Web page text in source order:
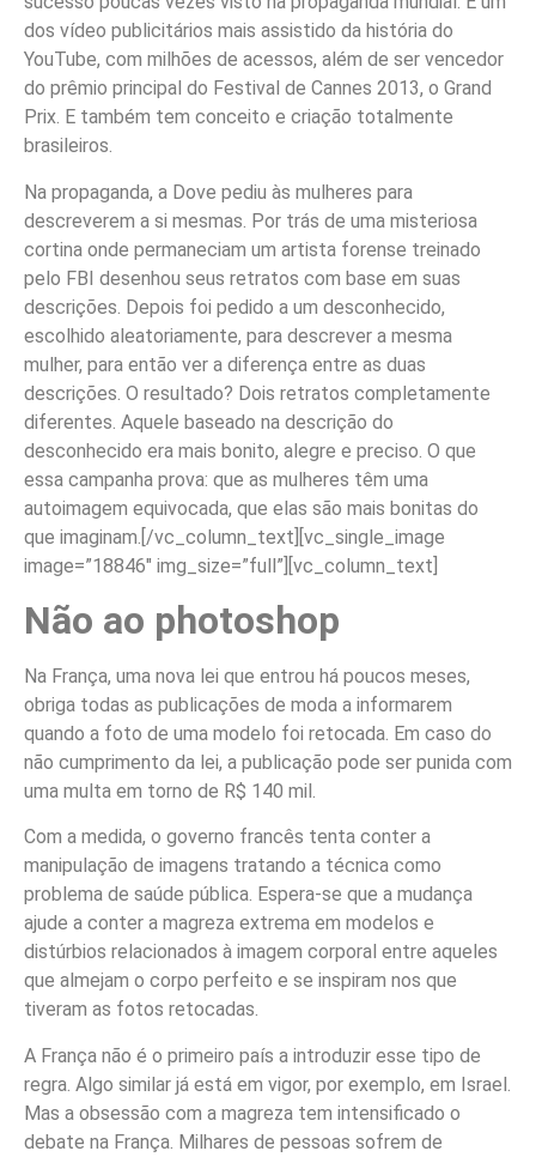
dos vídeo publicitários mais assistido da história do
YouTube, com milhões de acessos, além de ser vencedor
do prêmio principal do Festival de Cannes 2013, o Grand
Prix. E também tem conceito e criação totalmente
brasileiros.
Na propaganda, a Dove pediu às mulheres para
descreverem a si mesmas. Por trás de uma misteriosa
cortina onde permaneciam um artista forense treinado
pelo FBI desenhou seus retratos com base em suas
descrições. Depois foi pedido a um desconhecido,
escolhido aleatoriamente, para descrever a mesma
mulher, para então ver a diferença entre as duas
descrições. O resultado? Dois retratos completamente
diferentes. Aquele baseado na descrição do
desconhecido era mais bonito, alegre e preciso. O que
essa campanha prova: que as mulheres têm uma
autoimagem equivocada, que elas são mais bonitas do
que imaginam. [/vc_column_text][vc_single_image
image=”18846″ img_size=”full”][vc_column_text]
Não ao photoshop
Na França, uma nova lei que entrou há poucos meses,
obriga todas as publicações de moda a informarem
quando a foto de uma modelo foi retocada. Em caso do
não cumprimento da lei, a publicação pode ser punida com
uma multa em torno de R$ 140 mil.
Com a medida, o governo francês tenta conter a
manipulação de imagens tratando a técnica como
problema de saúde pública. Espera-se que a mudança
ajude a conter a magreza extrema em modelos e
distúrbios relacionados à imagem corporal entre aqueles
que almejam o corpo perfeito e se inspiram nos que
tiveram as fotos retocadas.
A França não é o primeiro país a introduzir esse tipo de
regra. Algo similar já está em vigor, por exemplo, em Israel.
Mas a obsessão com a magreza tem intensificado o
debate na França. Milhares de pessoas sofrem de